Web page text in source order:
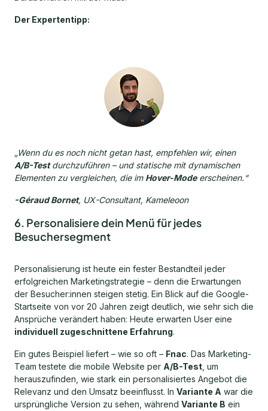
Der Expertentipp:
„Wenn du es noch nicht getan hast, empfehlen wir, einen
A/B-Testdurchzuführen – und statische mit dynamischen
Elementen zu vergleichen, die im Hover-Modeerscheinen.“
-Géraud Bornet, UX-Consultant, Kameleoon
6. Personalisiere dein Menü für jedes
Besuchersegment
Personalisierung ist heute ein fester Bestandteil jeder
erfolgreichen Marketingstrategie – denn die Erwartungen
der Besucher:innen steigen stetig. Ein Blick auf die Google-
Startseite von vor 20 Jahren zeigt deutlich, wie sehr sich die
Ansprüche verändert haben: Heute erwarten User eine
individuell zugeschnittene Erfahrung.
Ein gutes Beispiel liefert – wie so oft – Fnac. Das Marketing-
Team testete die mobile Website per A/B-Test , um
herauszufinden, wie stark ein personalisiertes Angebot die
Relevanz und den Umsatz beeinflusst. In Variante A war die
ursprüngliche Version zu sehen, während Variante B ein